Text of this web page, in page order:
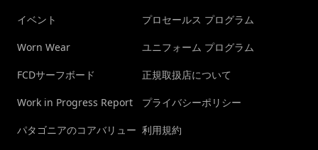
イベント
Worn Wear
FCDサーフボード
Work in Progress Report
パタゴニアのコアバリュー
プロセールス プログラム
ユニフォーム プログラム
正規取扱店について
プライバシーポリシー
利用規約